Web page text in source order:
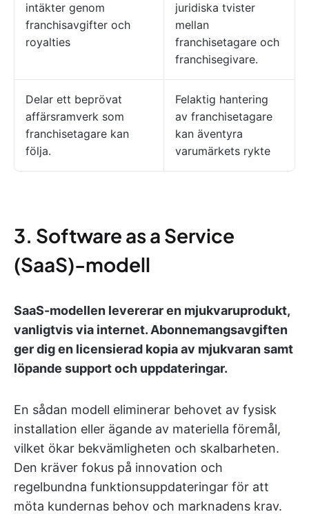
intäkter genom
franchisavgifter och
royalties
juridiska tvister
mellan
franchisetagare och
franchisegivare.
Delar ett beprövat
affärsramverk som
franchisetagare kan
följa.
Felaktig hantering
av franchisetagare
kan äventyra
varumärkets rykte
3. Software as a Service
(SaaS)-modell
SaaS-modellen levererar en mjukvaruprodukt,
vanligtvis via internet. Abonnemangsavgiften
ger dig en licensierad kopia av mjukvaran samt
löpande support och uppdateringar.
En sådan modell eliminerar behovet av fysisk
installation eller ägande av materiella föremål,
vilket ökar bekvämligheten och skalbarheten.
Den kräver fokus på innovation och
regelbundna funktionsuppdateringar för att
möta kundernas behov och marknadens krav.